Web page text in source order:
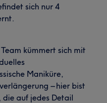
sich nur 4
kümmert sich mit
Maniküre,
– hier bist
die auf jedes Detail